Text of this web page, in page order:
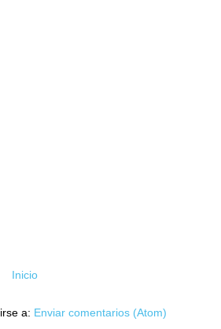
Inicio
a: Enviar comentarios (Atom)